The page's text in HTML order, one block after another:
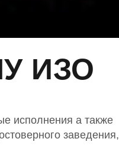
ИЗО
исполнения а также
заведения,